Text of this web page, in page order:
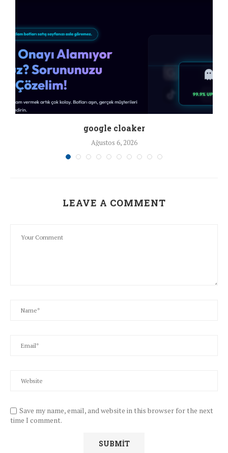
google cloaker
Ağustos 6, 2026
LEAVE A COMMENT
Save my name, email, and website in this browser for the next
time I comment.